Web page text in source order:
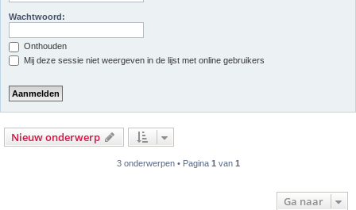
Wachtwoord:
Onthouden
Mij deze sessie niet weergeven in de lijst met online gebruikers
Nieuw onderwerp
3 onderwerpen • Pagina 1 van 1
Ga naar